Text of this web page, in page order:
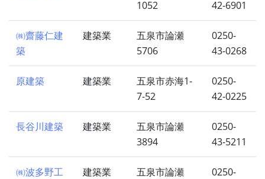
1052
42-6901
㈱齋藤仁建
築
建築業
五泉市論瀬
5706
0250-
43-0268
原建築 建築業
五泉市赤海1-
7-52
0250-
42-0225
長谷川建築 建築業
五泉市論瀬
3894
0250-
43-5211
㈱波多野工
建築業
五泉市論瀬
0250-